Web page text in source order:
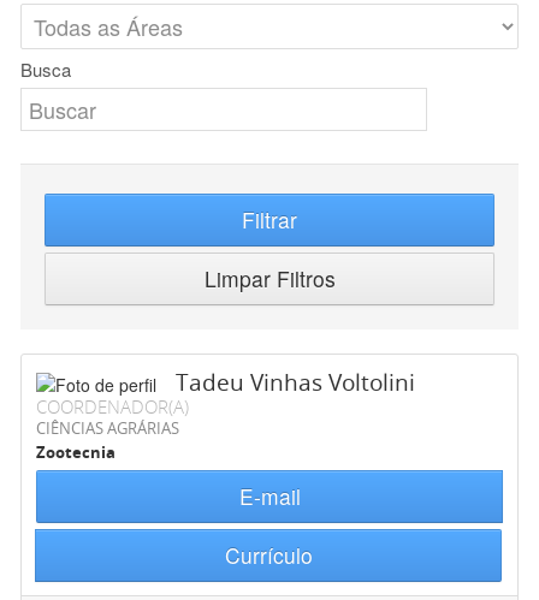
Busca
Filtrar
Limpar Filtros
Tadeu Vinhas Voltolini
COORDENADOR(A)
CIÊNCIAS AGRÁRIAS
Zootecnia
E-mail
Currículo